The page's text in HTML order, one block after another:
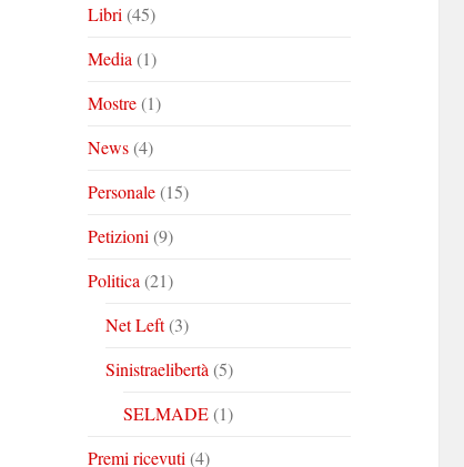
Libri (45)
Media (1)
Mostre(1)
News(4)
Personale(15)
Petizioni (9)
Politica (21)
Net Left(3)
Sinistraelibertà (5)
SELMADE(1)
Premi ricevuti (4)